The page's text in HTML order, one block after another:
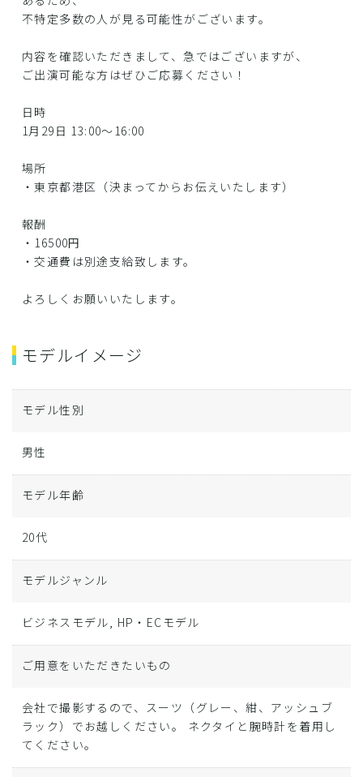
不特定多数の人が見る可能性がございます。
内容を確認いただきまして、急ではございますが、
ご出演可能な方はぜひご応募ください！
日時
1月29日 13:00～16:00
場所
・東京都港区（決まってからお伝えいたします）
報酬
・16500円
・交通費は別途支給致します。
よろしくお願いいたします。
モデルイメージ
モデル性別
男性
モデル年齢
20代
モデルジャンル
ビジネスモデル, HP・ECモデル
ご用意をいただきたいもの
会社で撮影するので、スーツ（グレー、紺、アッシュブ
ラック）でお越しください。 ネクタイと腕時計を着用し
てください。